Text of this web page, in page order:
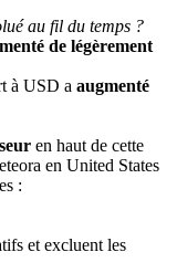
en espèces
au fil du temps ?
de légèrement
à USD a augmenté
en haut de cette
en United States
:
et excluent les